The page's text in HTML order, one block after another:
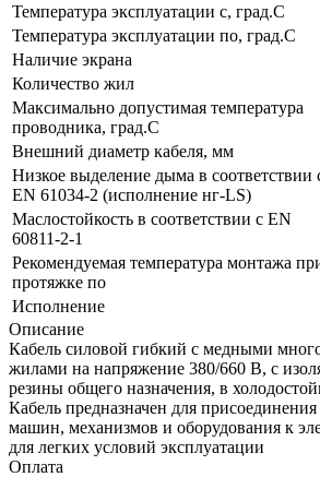
Температура эксплуатации с, град.C
Температура эксплуатации по, град.C
Наличие экрана
Количество жил
Максимально допустимая температура
проводника, град.C
Внешний диаметр кабеля, мм
Низкое выделение дыма в соответствии
EN 61034-2 (исполнение нг-LS)
Маслостойкость в соответствии с EN
60811-2-1
Рекомендуемая температура монтажа
протяжке по
Исполнение
Описание
Кабель силовой гибкий с медными
жилами на напряжение 380/660 В, с
резины общего назначения, в
Кабель предназначен для
машин, механизмов и оборудования к
для легких условий эксплуатации
Оплата